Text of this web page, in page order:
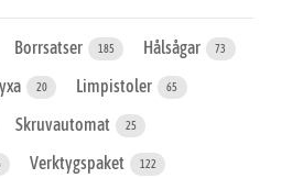
Borrsatser 185 Hålsågar 73
20 Limpistoler 65
Skruvautomat 25
Verktygspaket 122